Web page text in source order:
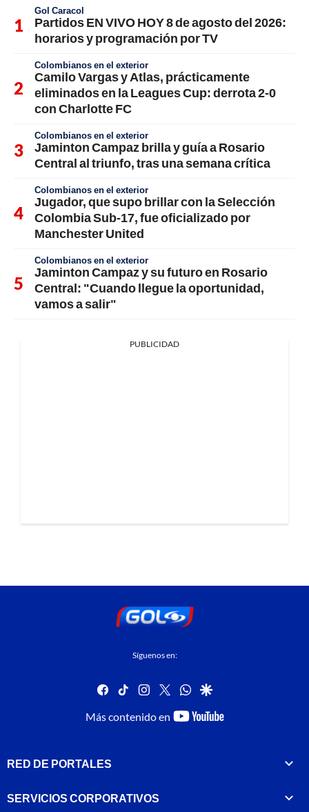
Gol Caracol
Partidos EN VIVO HOY 8 de agosto del 2026:
horarios y programación por TV
Colombianos en el exterior
Camilo Vargas y Atlas, prácticamente
eliminados en la Leagues Cup: derrota 2-0
con Charlotte FC
Colombianos en el exterior
Jaminton Campaz brilla y guía a Rosario
Central al triunfo, tras una semana crítica
Colombianos en el exterior
Jugador, que supo brillar con la Selección
Colombia Sub-17, fue oficializado por
Manchester United
Colombianos en el exterior
Jaminton Campaz y su futuro en Rosario
Central: "Cuando llegue la oportunidad,
vamos a salir"
PUBLICIDAD
Síguenos en:
facebook
tiktok instagram
twitterwhatsapp
google
Más contenido en
youtube-
RED DE PORTALES
SERVICIOS CORPORATIVOS